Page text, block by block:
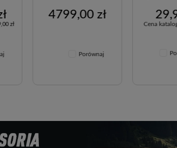
4799,00 zł
Porównaj
29,99
Cena katalogowa